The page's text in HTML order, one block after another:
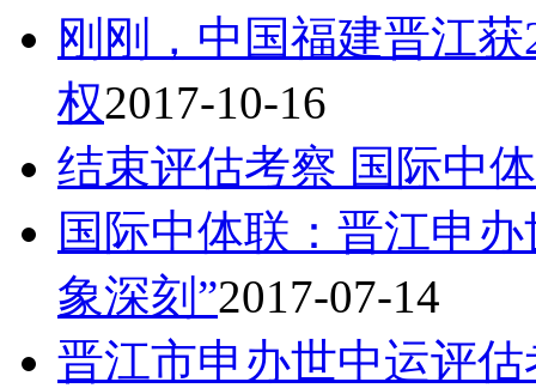
刚刚，中国福建晋江
权2017-10-16
结束评估考察 国际中
国际中体联：晋江申
象深刻”2017-07-14
晋江市申办世中运评